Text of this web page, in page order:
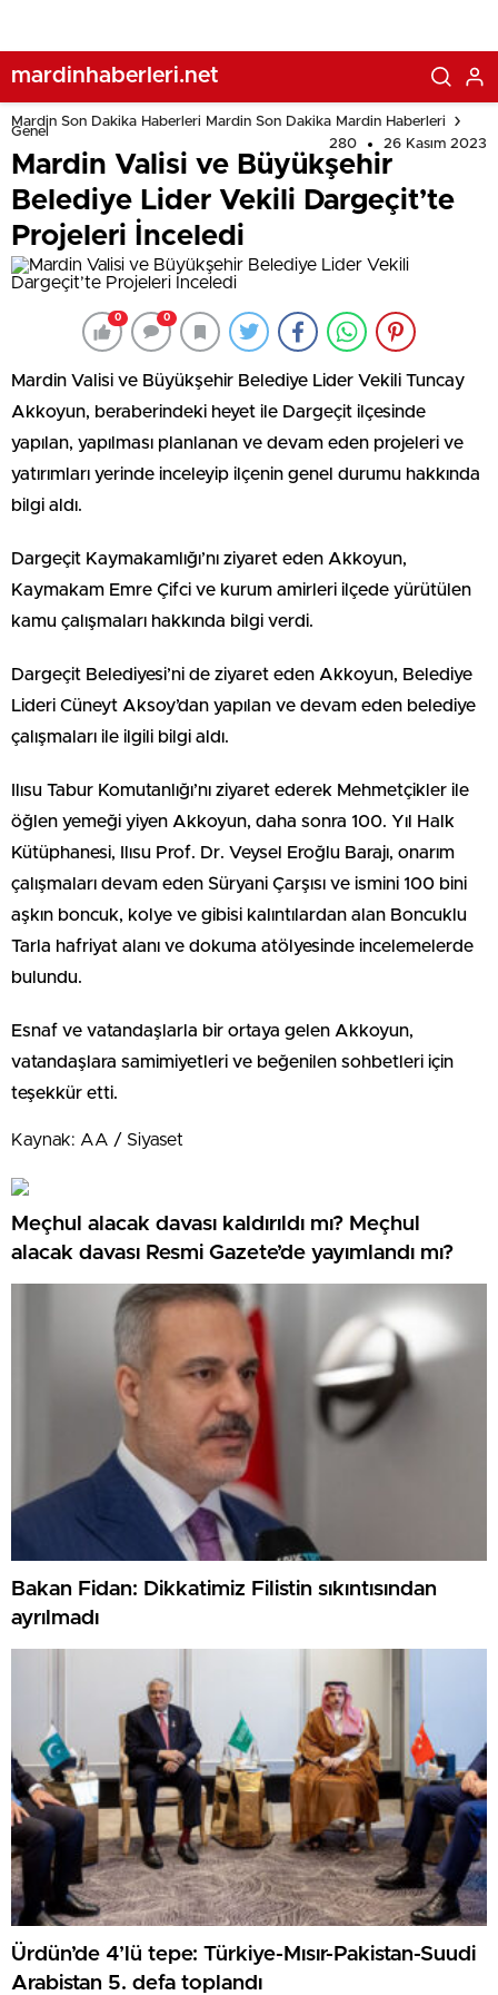
mardinhaberleri.net
Mardin Son Dakika Haberleri Mardin Son Dakika Mardin Haberleri
Genel
280
26 Kasım 2023
Mardin Valisi ve Büyükşehir
Belediye Lider Vekili Dargeçit’te
Projeleri İnceledi
0 0
Mardin Valisi ve Büyükşehir Belediye Lider Vekili Tuncay
Akkoyun, beraberindeki heyet ile Dargeçit ilçesinde
yapılan, yapılması planlanan ve devam eden projeleri ve
yatırımları yerinde inceleyip ilçenin genel durumu hakkında
bilgi aldı.
Dargeçit Kaymakamlığı’nı ziyaret eden Akkoyun,
Kaymakam Emre Çifci ve kurum amirleri ilçede yürütülen
kamu çalışmaları hakkında bilgi verdi.
Dargeçit Belediyesi’ni de ziyaret eden Akkoyun, Belediye
Lideri Cüneyt Aksoy’dan yapılan ve devam eden belediye
çalışmaları ile ilgili bilgi aldı.
Ilısu Tabur Komutanlığı’nı ziyaret ederek Mehmetçikler ile
öğlen yemeği yiyen Akkoyun, daha sonra 100. Yıl Halk
Kütüphanesi, Ilısu Prof. Dr. Veysel Eroğlu Barajı, onarım
çalışmaları devam eden Süryani Çarşısı ve ismini 100 bini
aşkın boncuk, kolye ve gibisi kalıntılardan alan Boncuklu
Tarla hafriyat alanı ve dokuma atölyesinde incelemelerde
bulundu.
Esnaf ve vatandaşlarla bir ortaya gelen Akkoyun,
vatandaşlara samimiyetleri ve beğenilen sohbetleri için
teşekkür etti.
Kaynak: AA / Siyaset
Meçhul alacak davası kaldırıldı mı? Meçhul
alacak davası Resmi Gazete’de yayımlandı mı?
Bakan Fidan: Dikkatimiz Filistin sıkıntısından
ayrılmadı
Ürdün’de 4’lü tepe: Türkiye-Mısır-Pakistan-Suudi
Arabistan 5. defa toplandı